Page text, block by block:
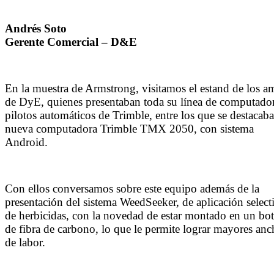
Andrés Soto
Gerente Comercial – D&E
En la muestra de Armstrong, visitamos el estand de los
de DyE, quienes presentaban toda su línea de
pilotos automáticos de Trimble, entre los que se
nueva computadora Trimble TMX 2050, con sistema
Android.
Con ellos conversamos sobre este equipo además de la
presentación del sistema WeedSeeker, de aplicación
de herbicidas, con la novedad de estar montado en un
de fibra de carbono, lo que le permite lograr mayores
de labor.